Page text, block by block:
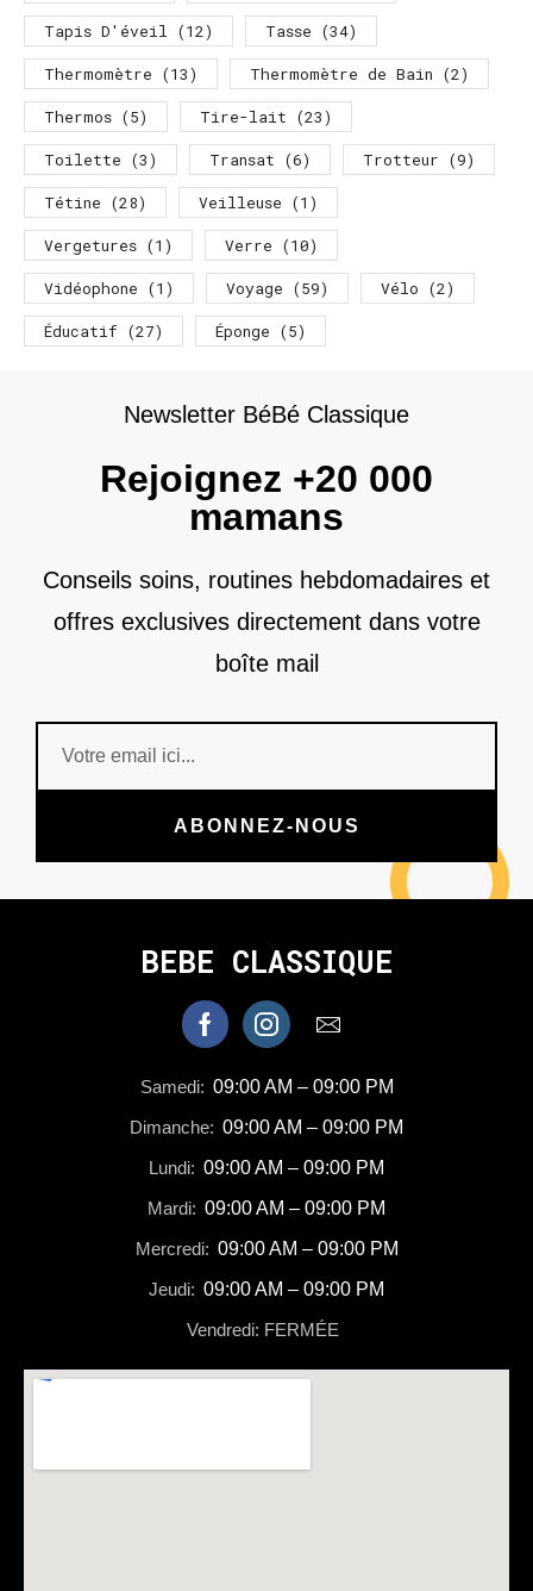
Tapis D'éveil (12) Tasse (34)
Thermomètre (13) Thermomètre de Bain (2)
Thermos (5) Tire-lait (23)
Toilette (3) Transat (6) Trotteur (9)
Tétine (28) Veilleuse (1)
Vergetures (1) Verre (10)
Vidéophone (1) Voyage (59) Vélo (2)
Éducatif (27) Éponge (5)
Newsletter BéBé Classique
Rejoignez +20 000
mamans
Conseils soins, routines hebdomadaires et
offres exclusives directement dans votre
boîte mail
ABONNEZ-NOUS
BEBE CLASSIQUE
Samedi: 09:00 AM – 09:00 PM
Dimanche: 09:00 AM – 09:00 PM
Lundi: 09:00 AM – 09:00 PM
Mardi: 09:00 AM – 09:00 PM
Mercredi: 09:00 AM – 09:00 PM
Jeudi: 09:00 AM – 09:00 PM
Vendredi: FERMÉE